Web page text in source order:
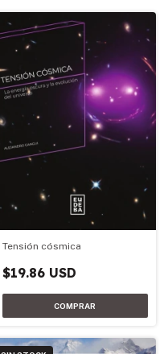
Tensión cósmica
$19.86 USD